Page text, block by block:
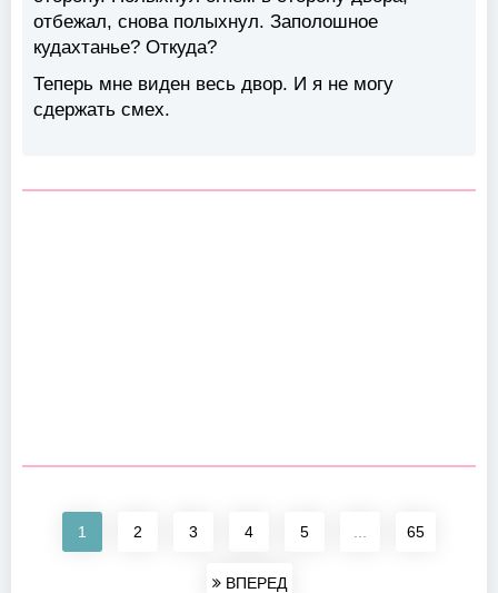
отбежал, снова полыхнул. Заполошное
кудахтанье? Откуда?
Теперь мне виден весь двор. И я не могу
сдержать смех.
1 2 3 4 5 65
ВПЕРЕД